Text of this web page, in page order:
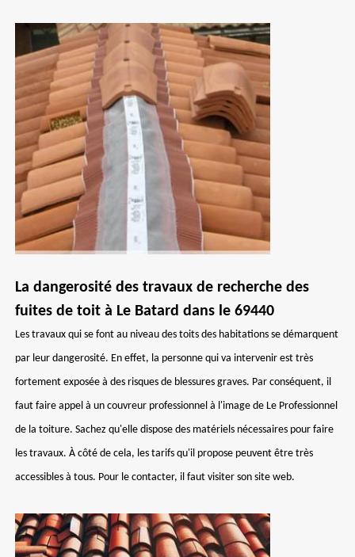
La dangerosité des travaux de recherche des
fuites de toit à Le Batard dans le 69440
Les travaux qui se font au niveau des toits des habitations se démarquent
par leur dangerosité. En effet, la personne qui va intervenir est très
fortement exposée à des risques de blessures graves. Par conséquent, il
faut faire appel à un couvreur professionnel à l'image de Le Professionnel
de la toiture. Sachez qu'elle dispose des matériels nécessaires pour faire
les travaux. À côté de cela, les tarifs qu'il propose peuvent être très
accessibles à tous. Pour le contacter, il faut visiter son site web.